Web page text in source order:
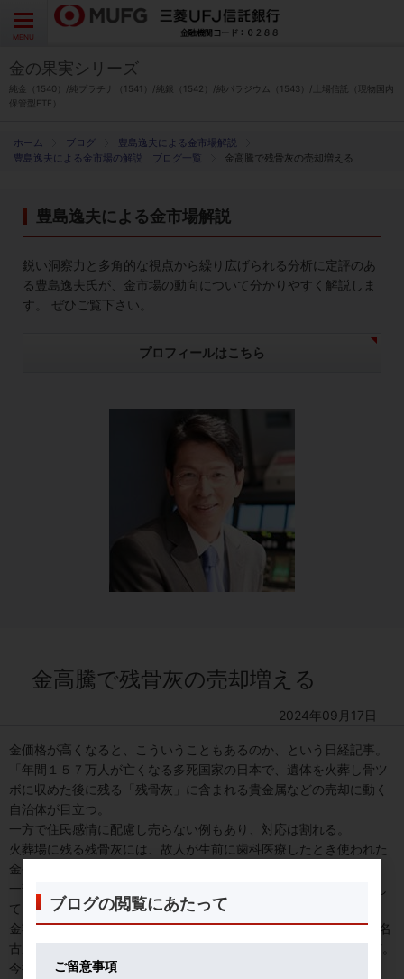
CLOSE
MENU
ブログ
豊島逸夫による金市場解説
豊島逸夫による金市場の解説 ブログ一覧
金高騰で残骨灰の売却増える
豊島逸夫による金市場解説
鋭い洞察力と多角的な視点から繰り広げられる分析に定評のあ
る豊島逸夫氏が、金市場の動向について分かりやすく解説しま
す。 ぜひご覧下さい。
プロフィールはこちら
金高騰で残骨灰の売却増える
2024年09月17日
金価格が高くなると、こういうこともあるのか、という日経記事。
「年間１５７万人が亡くなる多死国家の日本で、遺体を火葬し骨ツ
ボに収めた後に残る「残骨灰」に含まれる貴金属などの売却に動く
自治体が目立つ。
一方で住民感情に配慮し売らない例もあり、対応は割れる。
火葬場に残る残骨灰には、故人が生前に歯科医療したとき使われた
金やパラジウムが含まれる。
一部の自治体は、これらを売却して、火葬事業を支える収入源とし
ている。」という。
金額は、京都市が３億３１３万円、横浜市が２億３,２８６億円、名
古屋市が２億２,５０８万円、福岡市が１億４,８９８万円などなど。
今後も増える可能性。
金の果実シリーズ
純金（1540）/純プラチナ（1541）/純銀（1542）/純パラジウム（1543）/上場信託（現物国内
保管型ETF）
金の果実シリーズとは
特徴とメリット
各種お手続き
ブログ
よくあるご質問 お問い合わせ
ブログの閲覧にあたって
ご留意事項